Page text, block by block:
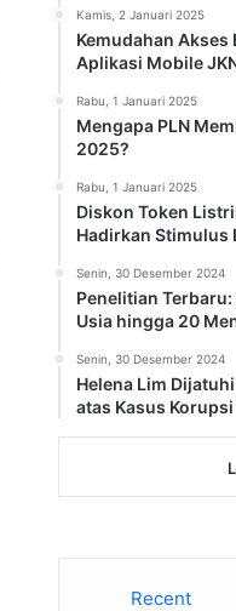
Kamis, 2 Januari 2025
Kemudahan Akses
Aplikasi Mobile
Rabu, 1 Januari 2025
Mengapa PLN
2025?
Rabu, 1 Januari 2025
Diskon Token
Hadirkan Stimulus
Senin, 30 Desember 2024
Penelitian
Usia hingga 20
Senin, 30 Desember 2024
Helena Lim
atas Kasus
Recent